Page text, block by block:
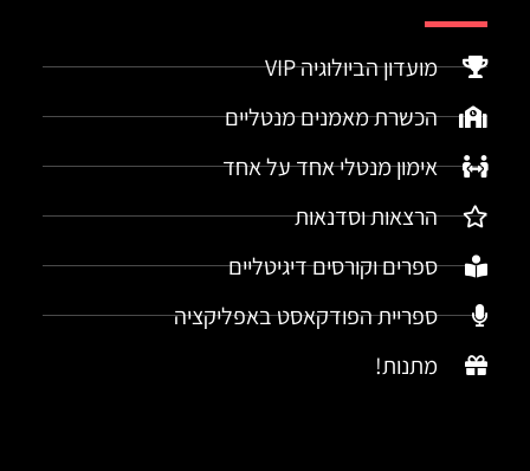
מועדון הביולוגיה VIP
הכשרת מאמנים מנטליים
אימון מנטלי אחד על אחד
הרצאות וסדנאות
ספרים וקורסים דיגיטליים
ספריית הפודקאסט באפליקציה
מתנות!